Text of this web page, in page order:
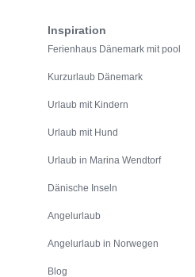
Inspiration
Ferienhaus Dänemark mit pool
Kurzurlaub Dänemark
Urlaub mit Kindern
Urlaub mit Hund
Urlaub in Marina Wendtorf
Dänische Inseln
Angelurlaub
Angelurlaub in Norwegen
Blog